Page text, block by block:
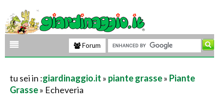
Forum
tu sei in :giardinaggio.it » piante grasse» Piante
Grasse» Echeveria